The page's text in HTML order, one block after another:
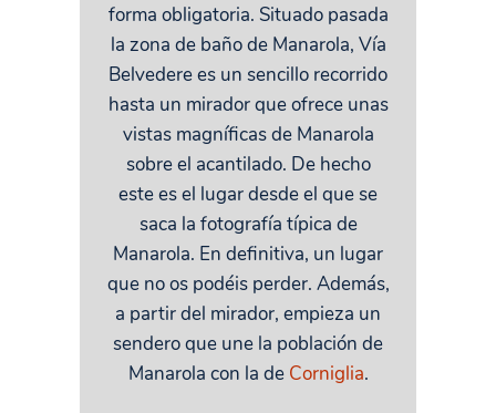
forma obligatoria. Situado pasada
la zona de baño de Manarola, Vía
Belvedere es un sencillo recorrido
hasta un mirador que ofrece unas
vistas magníficas de Manarola
sobre el acantilado. De hecho
este es el lugar desde el que se
saca la fotografía típica de
Manarola. En definitiva, un lugar
que no os podéis perder. Además,
a partir del mirador, empieza un
sendero que une la población de
Manarola con la de Corniglia.